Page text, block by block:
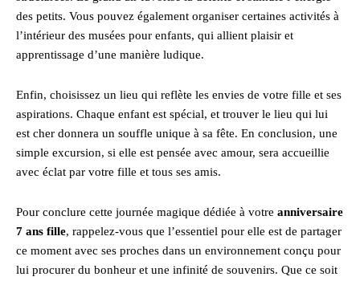
des petits. Vous pouvez également organiser certaines activités à
l’intérieur des musées pour enfants, qui allient plaisir et
apprentissage d’une manière ludique.
Enfin, choisissez un lieu qui reflète les envies de votre fille et ses
aspirations. Chaque enfant est spécial, et trouver le lieu qui lui
est cher donnera un souffle unique à sa fête. En conclusion, une
simple excursion, si elle est pensée avec amour, sera accueillie
avec éclat par votre fille et tous ses amis.
Pour conclure cette journée magique dédiée à votre anniversaire
7 ans fille, rappelez-vous que l’essentiel pour elle est de partager
ce moment avec ses proches dans un environnement conçu pour
lui procurer du bonheur et une infinité de souvenirs. Que ce soit